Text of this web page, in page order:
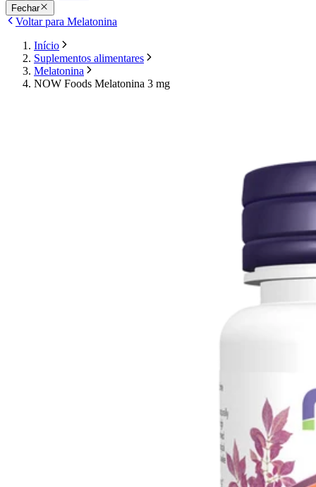
Fechar
Voltar para Melatonina
Início
Suplementos alimentares
Melatonina
NOW Foods Melatonina 3 mg